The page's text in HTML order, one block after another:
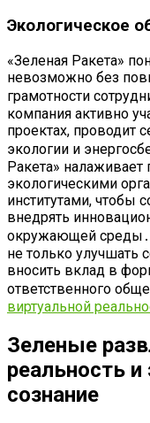
Экологическое
«Зеленая Ракета»
невозможно без
грамотности
компания активно
проектах, проводит
экологии и
Ракета» налаживает
экологическими
институтами, чтобы
внедрять
окружающей среды․
не только улучшать
вносить вклад в
ответственного
виртуальной
Зеленые
реальность и
сознание